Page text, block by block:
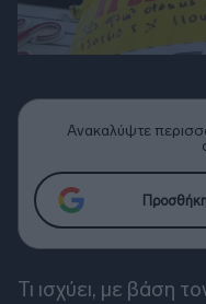
Ανακαλύψτε
Τι ισχύει, με βάση